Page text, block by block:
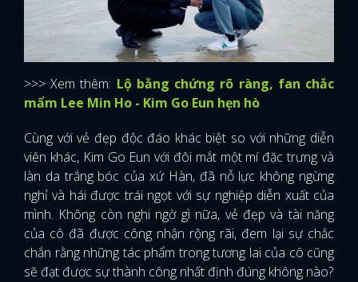
>>> Xem thêm: Lộ bằng chứng rõ ràng, fan chắc
mẩm Lee Min Ho - Kim Go Eun hẹn hò
Cùng với vẻ đẹp độc đáo khác biệt so với những diễn
viên khác, Kim Go Eun với đôi mắt một mí đặc trưng và
làn da trắng bóc của xứ Hàn, đã nỗ lực không ngừng
nghỉ và hái được trái ngọt với sự nghiệp diễn xuất của
mình. Không còn nghi ngờ gì nữa, vẻ đẹp và tài năng
của cô đã được công nhận rộng rãi, đem lại sự chắc
chắn rằng những tác phẩm trong tương lai của cô cũng
sẽ đạt được sự thành công nhất định đúng không nào?